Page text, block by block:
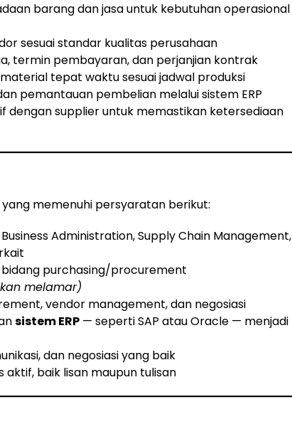
barang dan jasa untuk kebutuhan operasional
sesuai standar kualitas perusahaan
termin pembayaran, dan perjanjian kontrak
tepat waktu sesuai jadwal produksi
pemantauan pembelian melalui sistem ERP
dengan supplier untuk memastikan ketersediaan
memenuhi persyaratan berikut:
Administration, Supply Chain Management,
bidang purchasing/procurement
melamar)
vendor management, dan negosiasi
sistem ERP — seperti SAP atau Oracle — menjadi
dan negosiasi yang baik
aktif, baik lisan maupun tulisan